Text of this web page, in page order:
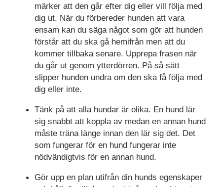
märker att den går efter dig eller vill följa med
dig ut. När du förbereder hunden att vara
ensam kan du säga något som gör att hunden
förstår att du ska gå hemifrån men att du
kommer tillbaka senare. Upprepa frasen när
du går ut genom ytterdörren. På så sätt
slipper hunden undra om den ska få följa med
dig eller inte.
Tänk på att alla hundar är olika. En hund lär
sig snabbt att koppla av medan en annan hund
måste träna länge innan den lär sig det. Det
som fungerar för en hund fungerar inte
nödvändigtvis för en annan hund.
Gör upp en plan utifrån din hunds egenskaper